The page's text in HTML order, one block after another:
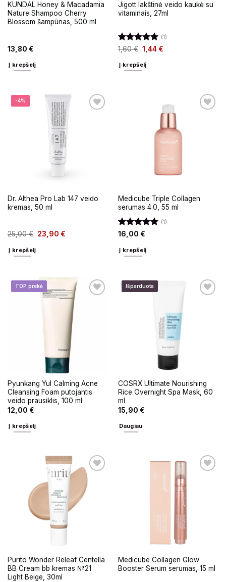
KUNDAL Honey & Macadamia
Nature Shampoo Cherry
Blossom šampūnas, 500 ml
13,80 €
Į krepšelį
Jigott lakštinė veido kaukė su
vitaminais, 27ml
Įvertinimas:
(1)
1,60€ 1,44€
Į krepšelį
-4%
Dr. Althea Pro Lab 147 veido
kremas, 50 ml
25,00€ 23,90 €
Į krepšelį
Medicube Triple Collagen
serumas 4.0, 55 ml
Įvertinimas:
(1)
16,00 €
Į krepšelį
TOP prekė
Pyunkang Yul Calming Acne
Cleansing Foam putojantis
veido prausiklis, 100 ml
12,00 €
Į krepšelį
Išparduota
COSRX Ultimate Nourishing
Rice Overnight Spa Mask, 60
ml
15,90 €
Daugiau
Purito Wonder Releaf Centella
BB Cream bb kremas №21
Light Beige, 30ml
Medicube Collagen Glow
Booster Serum serumas, 15 ml